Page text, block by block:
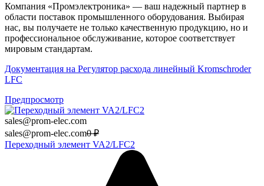
Компания «Промэлектроника» — ваш надежный партнер в
области поставок промышленного оборудования. Выбирая
нас, вы получаете не только качественную продукцию, но и
профессиональное обслуживание, которое соответствует
мировым стандартам.
Документация на Регулятор расхода линейный Kromschroder
LFC
Предпросмотр
sales@prom-elec.com
sales@prom-elec.com0 ₽
Переходный элемент VA2/LFC2